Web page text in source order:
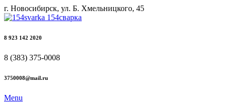
г. Новосибирск, ул. Б. Хмельницкого, 45
8 923 142 2020
8 (383) 375-0008
3750008@mail.ru
Menu